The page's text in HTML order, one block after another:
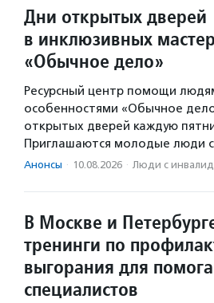
Дни открытых дверей
в инклюзивных
«Обычное дело»
Ресурсный центр помощи
особенностями «Обычное
открытых дверей каждую
Приглашаются молодые люди
Анонсы · 10.08.2026 · Люди с
В Москве и
тренинги по
выгорания для
специалистов